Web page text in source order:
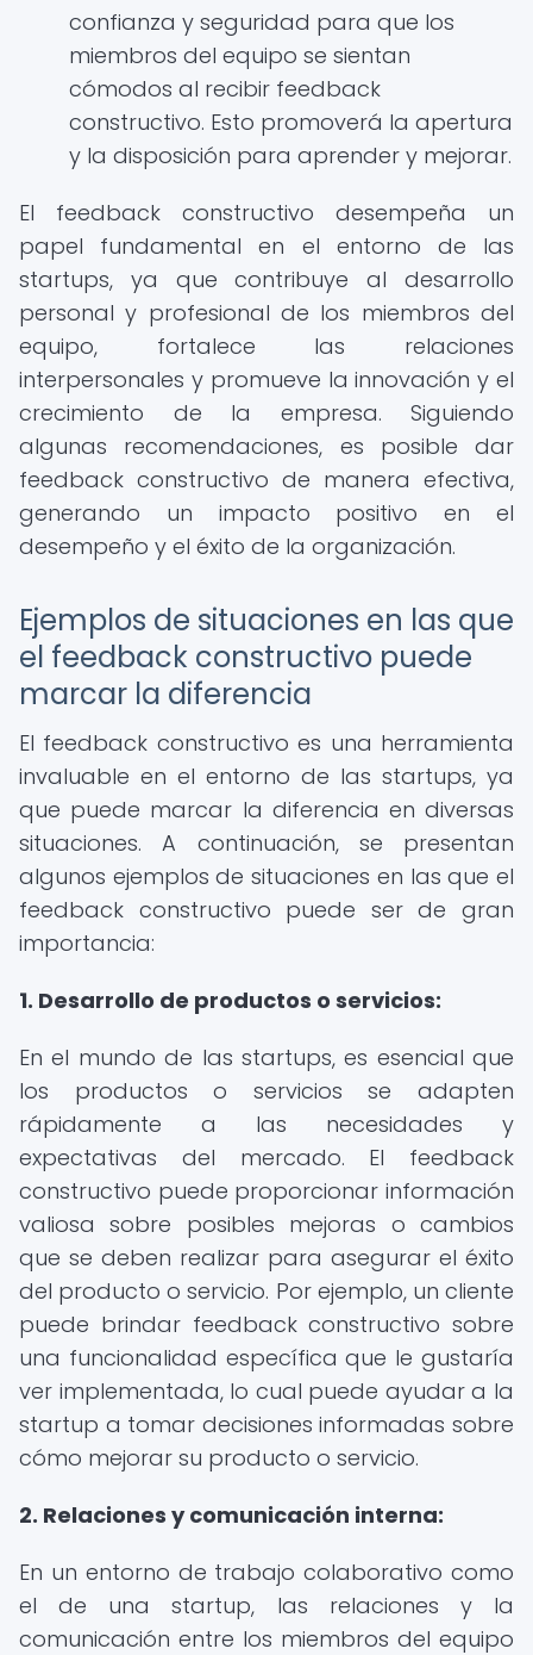
confianza y seguridad para que los
miembros del equipo se sientan
cómodos al recibir feedback
constructivo. Esto promoverá la apertura
y la disposición para aprender y mejorar.
El feedback constructivo desempeña un
papel fundamental en el entorno de las
startups, ya que contribuye al desarrollo
personal y profesional de los miembros del
equipo, fortalece las relaciones
interpersonales y promueve la innovación y el
crecimiento de la empresa. Siguiendo
algunas recomendaciones, es posible dar
feedback constructivo de manera efectiva,
generando un impacto positivo en el
desempeño y el éxito de la organización.
Ejemplos de situaciones en las que
el feedback constructivo puede
marcar la diferencia
El feedback constructivo es una herramienta
invaluable en el entorno de las startups, ya
que puede marcar la diferencia en diversas
situaciones. A continuación, se presentan
algunos ejemplos de situaciones en las que el
feedback constructivo puede ser de gran
importancia:
1. Desarrollo de productos o servicios:
En el mundo de las startups, es esencial que
los productos o servicios se adapten
rápidamente a las necesidades y
expectativas del mercado. El feedback
constructivo puede proporcionar información
valiosa sobre posibles mejoras o cambios
que se deben realizar para asegurar el éxito
del producto o servicio. Por ejemplo, un cliente
puede brindar feedback constructivo sobre
una funcionalidad específica que le gustaría
ver implementada, lo cual puede ayudar a la
startup a tomar decisiones informadas sobre
cómo mejorar su producto o servicio.
2. Relaciones y comunicación interna:
En un entorno de trabajo colaborativo como
el de una startup, las relaciones y la
comunicación entre los miembros del equipo